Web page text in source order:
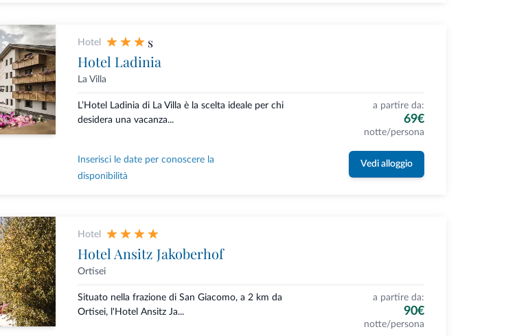
Hotel s
Hotel Ladinia
La Villa
L’Hotel Ladinia di La Villa è la scelta ideale per chi
desidera una vacanza...
a partire da:
69€
notte/persona
Inserisci le date per conoscere la
disponibilità
Vedi alloggio
Hotel
Hotel Ansitz Jakoberhof
Ortisei
Situato nella frazione di San Giacomo, a 2 km da
Ortisei, l'Hotel Ansitz Ja...
a partire da:
90€
notte/persona